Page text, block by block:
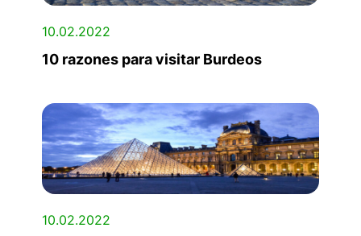
10.02.2022
10 razones para visitar Burdeos
10.02.2022